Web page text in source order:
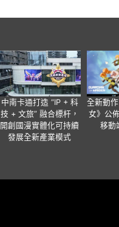
中南卡通打造 “IP + 科
技 + 文旅” 融合標杆，
開創國漫實體化可持續
發展全新產業模式
全新動
女》公
移動